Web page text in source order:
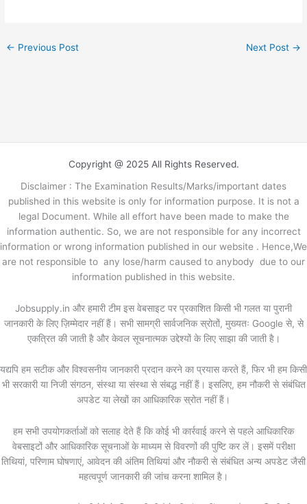
← Previous Post Next Post →
Copyright @ 2025 All Rights Reserved.
Disclaimer : The Examination Results/Marks/important dates
published in this website is only for information purpose. It is not a
legal Document. While all effort have been made to make the
information authentic. So, we are not responsible for any incorrect
information or wrong information published in our website . Hence,We
are not responsible to any lose/harm caused to anybody due to our
information published in this website.
Jobsupply.in और हमारी टीम इस वेबसाइट पर प्रकाशित किसी भी गलत या पुरानी
जानकारी के लिए ज़िम्मेदार नहीं हैं। सभी सामग्री सार्वजनिक स्रोतों, मुख्यतः Google से, से
एकत्रित की जाती है और केवल सूचनात्मक उद्देश्यों के लिए साझा की जाती है।
यद्यपि हम सटीक और विश्वसनीय जानकारी प्रदान करने का प्रयास करते हैं, फिर भी हम किसी
भी सरकारी या निजी संगठन, संस्था या संस्था से संबद्ध नहीं हैं। इसलिए, हम नौकरी से संबंधित
अपडेट या लेखों का आधिकारिक स्रोत नहीं हैं।
हम सभी उपयोगकर्ताओं को सलाह देते हैं कि कोई भी कार्रवाई करने से पहले आधिकारिक
वेबसाइटों और आधिकारिक सूचनाओं के माध्यम से विवरणों की पुष्टि कर लें। इसमें परीक्षा
तिथियां, परिणाम घोषणाएं, आवेदन की अंतिम तिथियां और नौकरी से संबंधित अन्य अपडेट जैसी
महत्वपूर्ण जानकारी की जांच करना शामिल है।